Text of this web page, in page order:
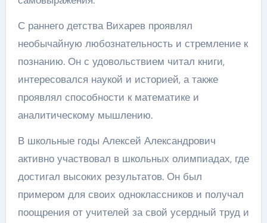
С раннего детства Вихарев проявлял
необычайную любознательность и стремление к
познанию. Он с удовольствием читал книги,
интересовался наукой и историей, а также
проявлял способности к математике и
аналитическому мышлению.
В школьные годы Алексей Александрович
активно участвовал в школьных олимпиадах, где
достигал высоких результатов. Он был
примером для своих одноклассников и получал
поощрения от учителей за свой усердный труд и